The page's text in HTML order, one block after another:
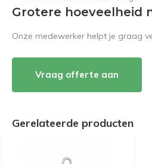
Grotere hoeveelheid
Onze medewerker helpt je graag
Vraag offerte aan
Gerelateerde producten